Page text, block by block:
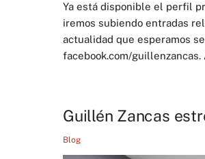
Ya está disponible el perfil
iremos subiendo entradas
actualidad que esperamos
facebook.com/
Guillén Zancas
Blog